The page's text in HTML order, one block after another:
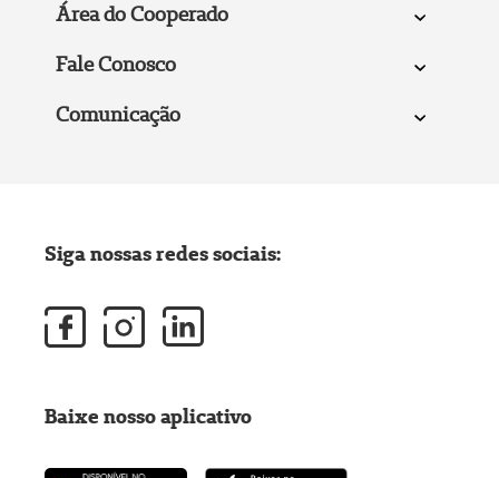
Área do Cooperado
Fale Conosco
Comunicação
Siga nossas redes sociais:
Baixe nosso aplicativo